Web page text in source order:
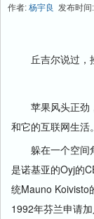
作者: 杨宇良 发布时
丘吉尔说过，挫
苹果风头正劲
和它的互联网生活。
躲在一个空间角
是诺基亚的Oyj的
统Mauno Koivisto
1992年芬兰申请